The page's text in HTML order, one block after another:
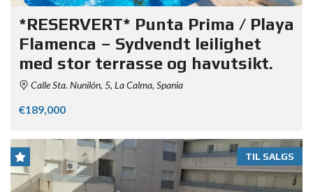
*RESERVERT* Punta Prima / Playa
Flamenca – Sydvendt leilighet
med stor terrasse og havutsikt.
Calle Sta. Nunilón, 5, La Calma, Spania
€189,000
TIL SALGS